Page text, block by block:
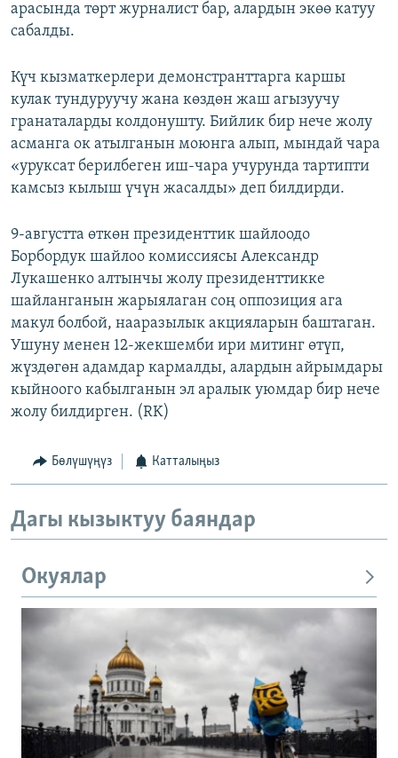
арасында төрт журналист бар, алардын экөө катуу
сабалды.
Күч кызматкерлери демонстранттарга каршы
кулак тундуруучу жана көздөн жаш агызуучу
гранаталарды колдонушту. Бийлик бир нече жолу
асманга ок атылганын моюнга алып, мындай чара
«уруксат берилбеген иш-чара учурунда тартипти
камсыз кылыш үчүн жасалды» деп билдирди.
9-августта өткөн президенттик шайлоодо
Борбордук шайлоо комиссиясы Александр
Лукашенко алтынчы жолу президенттикке
шайланганын жарыялаган соң оппозиция ага
макул болбой, нааразылык акцияларын баштаган.
Ушуну менен 12-жекшемби ири митинг өтүп,
жүздөгөн адамдар кармалды, алардын айрымдары
кыйноого кабылганын эл аралык уюмдар бир нече
жолу билдирген. (RK)
Бөлүшүңүз Катталыңыз
Дагы кызыктуу баяндар
Окуялар